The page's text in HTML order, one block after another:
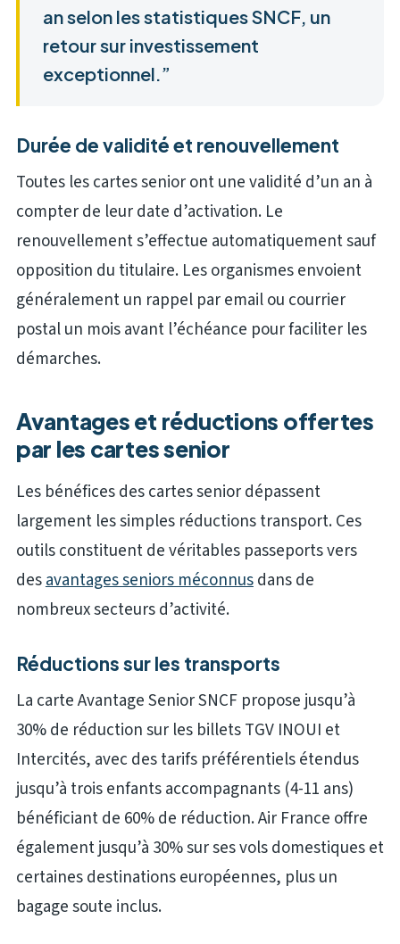
an selon les statistiques SNCF, un
retour sur investissement
exceptionnel.”
Durée de validité et renouvellement
Toutes les cartes senior ont une validité d’un an à
compter de leur date d’activation. Le
renouvellement s’effectue automatiquement sauf
opposition du titulaire. Les organismes envoient
généralement un rappel par email ou courrier
postal un mois avant l’échéance pour faciliter les
démarches.
Avantages et réductions offertes
par les cartes senior
Les bénéfices des cartes senior dépassent
largement les simples réductions transport. Ces
outils constituent de véritables passeports vers
desavantages seniors méconnusdans de
nombreux secteurs d’activité.
Réductions sur les transports
La carte Avantage Senior SNCF propose jusqu’à
30% de réduction sur les billets TGV INOUI et
Intercités, avec des tarifs préférentiels étendus
jusqu’à trois enfants accompagnants (4-11 ans)
bénéficiant de 60% de réduction. Air France offre
également jusqu’à 30% sur ses vols domestiques et
certaines destinations européennes, plus un
bagage soute inclus.